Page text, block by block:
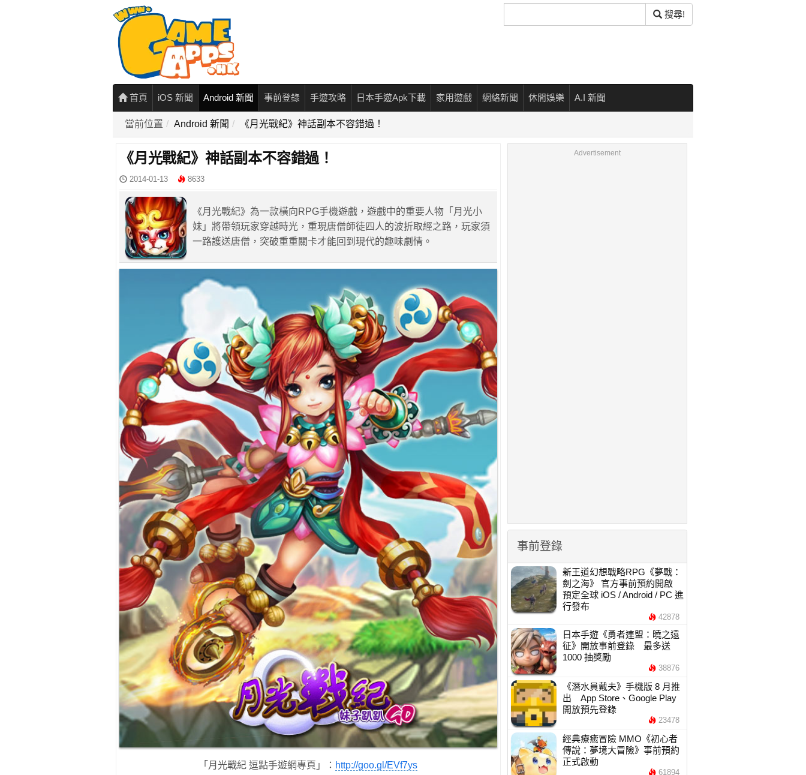
尋
搜尋!
首頁 iOS 新聞 Android 新聞 事前登錄 手遊攻略 日本手遊Apk下載 家用遊戲 網絡新聞 休閒娛樂 A.I 新聞
當前位置 Android 新聞 《月光戰紀》神話副本不容錯過！
《月光戰紀》神話副本不容錯過！
2014-01-13 8633
《月光戰紀》為一款橫向RPG手機遊戲，遊戲中的重要人物「月光小
妹」將帶領玩家穿越時光，重現唐僧師徒四人的波折取經之路，玩家須
一路護送唐僧，突破重重關卡才能回到現代的趣味劇情。
「月光戰紀 逗點手遊網專頁」： http://goo.gl/EVf7ys
Advertisement
事前登錄
新王道幻想戰略RPG《夢戰：
劍之海》 官方事前預約開啟
預定全球 iOS / Android / PC 進
行發布
42878
日本手遊《勇者連盟：曉之遠
征》開放事前登錄 最多送
1000 抽獎勵
38876
《潛水員戴夫》手機版 8 月推
出 App Store、Google Play
開放預先登錄
23478
經典療癒冒險 MMO《初心者
傳說：夢境大冒險》事前預約
正式啟動
61894